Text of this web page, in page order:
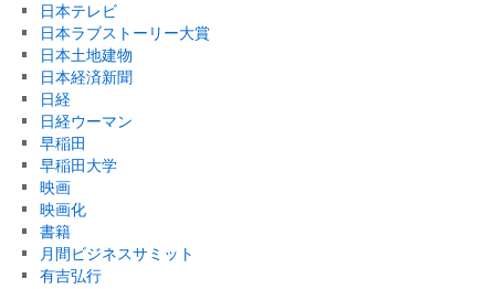
日本テレビ
日本ラブストーリー大賞
日本土地建物
日本経済新聞
日経
日経ウーマン
早稲田
早稲田大学
映画
映画化
書籍
月間ビジネスサミット
有吉弘行